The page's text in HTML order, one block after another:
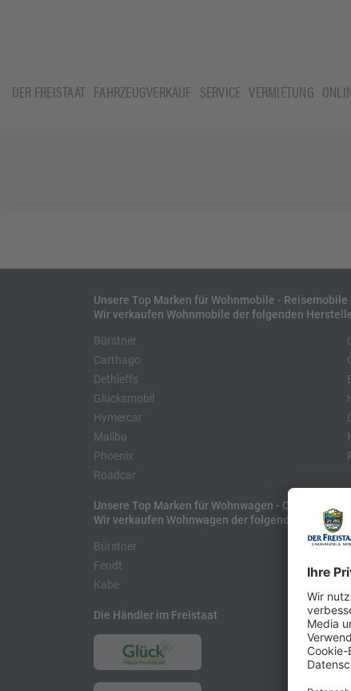
DER FREISTAAT FAHRZEUGVERKAUF SERVICE VERMIETUNG
Unsere Top Marken für Wohnmobile -
Wir verkaufen Wohnmobile der folgenden
Bürstner
Carthago
Dethleffs
Glücksmobil
Hymercar
Malibu
Phoenix
Roadcar
Unsere Top Marken für Wohnwagen - Caravans
Wir verkaufen Wohnwagen der folgenden
Bürstner
Fendt
Kabe
Die Händler im Freistaat